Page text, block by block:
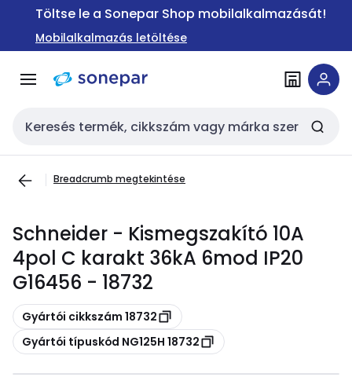
Ugrás a
Ugrás a
tartalomra
Töltse le a Sonepar Shop mobilalkalmazását!
Mobilalkalmazás letöltése
Keresési bemenet
Breadcrumb megtekintése
Schneider - Kismegszakító 10A
4pol C karakt 36kA 6mod IP20
G16456 - 18732
Másolás
Gyártói cikkszám 18732
Másolás
Gyártói típuskód NG125H 18732